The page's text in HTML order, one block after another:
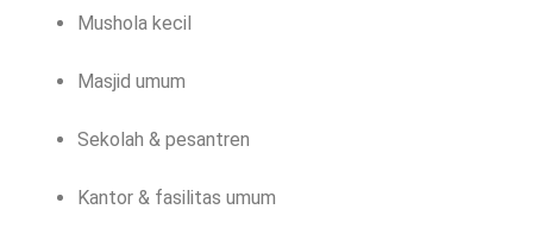
Mushola kecil
Masjid umum
Sekolah & pesantren
Kantor & fasilitas umum